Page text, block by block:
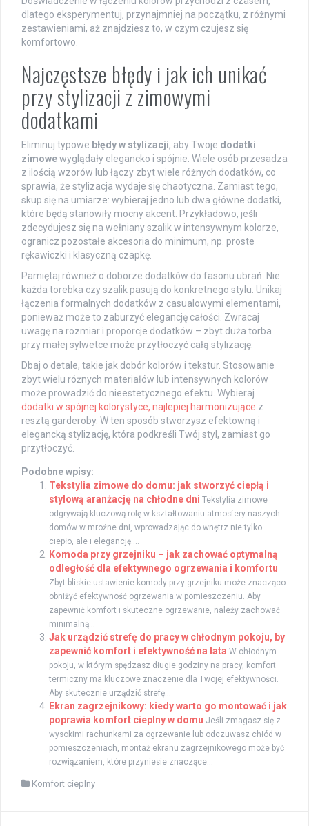
dlatego eksperymentuj, przynajmniej na początku, z różnymi
zestawieniami, aż znajdziesz to, w czym czujesz się
komfortowo.
Najczęstsze błędy i jak ich unikać
przy stylizacji z zimowymi
dodatkami
Eliminuj typowe błędy w stylizacji, aby Twoje dodatki
zimowewyglądały elegancko i spójnie. Wiele osób przesadza
z ilością wzorów lub łączy zbyt wiele różnych dodatków, co
sprawia, że stylizacja wydaje się chaotyczna. Zamiast tego,
skup się na umiarze: wybieraj jedno lub dwa główne dodatki,
które będą stanowiły mocny akcent. Przykładowo, jeśli
zdecydujesz się na wełniany szalik w intensywnym kolorze,
ogranicz pozostałe akcesoria do minimum, np. proste
rękawiczki i klasyczną czapkę.
Pamiętaj również o doborze dodatków do fasonu ubrań. Nie
każda torebka czy szalik pasują do konkretnego stylu. Unikaj
łączenia formalnych dodatków z casualowymi elementami,
ponieważ może to zaburzyć elegancję całości. Zwracaj
uwagę na rozmiar i proporcje dodatków – zbyt duża torba
przy małej sylwetce może przytłoczyć całą stylizację.
Dbaj o detale, takie jak dobór kolorów i tekstur. Stosowanie
zbyt wielu różnych materiałów lub intensywnych kolorów
może prowadzić do nieestetycznego efektu. Wybieraj
dodatki w spójnej kolorystyce, najlepiej harmonizujące z
resztą garderoby. W ten sposób stworzysz efektowną i
elegancką stylizację, która podkreśli Twój styl, zamiast go
przytłoczyć.
Podobne wpisy:
Tekstylia zimowe do domu: jak stworzyć ciepłą i
stylową aranżację na chłodne dni Tekstylia zimowe
odgrywają kluczową rolę w kształtowaniu atmosfery naszych
domów w mroźne dni, wprowadzając do wnętrz nie tylko
ciepło, ale i elegancję....
Komoda przy grzejniku – jak zachować optymalną
odległość dla efektywnego ogrzewania i komfortu
Zbyt bliskie ustawienie komody przy grzejniku może znacząco
obniżyć efektywność ogrzewania w pomieszczeniu. Aby
zapewnić komfort i skuteczne ogrzewanie, należy zachować
minimalną...
Jak urządzić strefę do pracy w chłodnym pokoju, by
zapewnić komfort i efektywność na lata W chłodnym
pokoju, w którym spędzasz długie godziny na pracy, komfort
termiczny ma kluczowe znaczenie dla Twojej efektywności.
Aby skutecznie urządzić strefę...
Ekran zagrzejnikowy: kiedy warto go montować i jak
poprawia komfort cieplny w domu Jeśli zmagasz się z
wysokimi rachunkami za ogrzewanie lub odczuwasz chłód w
pomieszczeniach, montaż ekranu zagrzejnikowego może być
rozwiązaniem, które przyniesie znaczące...
Komfort cieplny